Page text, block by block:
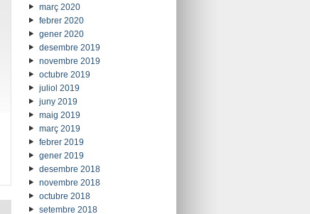
març 2020
febrer 2020
gener 2020
desembre 2019
novembre 2019
octubre 2019
juliol 2019
juny 2019
maig 2019
març 2019
febrer 2019
gener 2019
desembre 2018
novembre 2018
octubre 2018
setembre 2018